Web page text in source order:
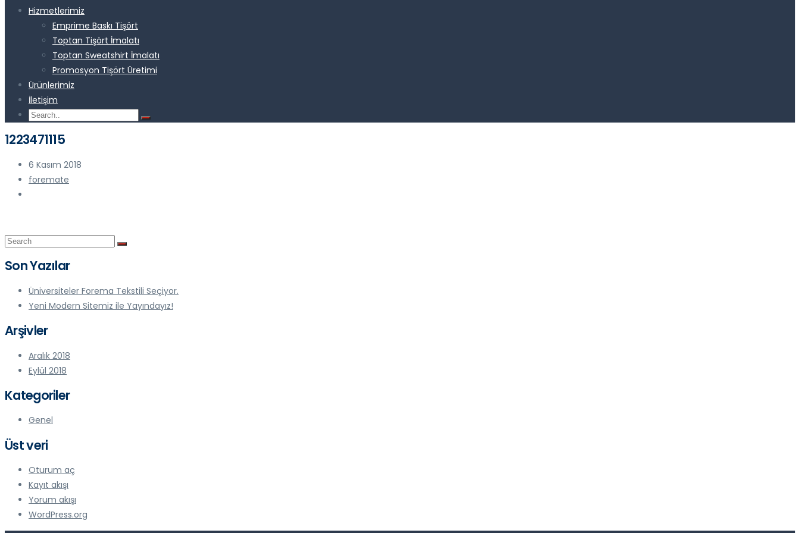
Hizmetlerimiz
Emprime Baskı Tişört
Toptan Tişört İmalatı
Toptan Sweatshirt İmalatı
Promosyon Tişört Üretimi
Ürünlerimiz
İletişim
1223471115
6 Kasım 2018
foremate
Son Yazılar
Üniversiteler Forema Tekstili Seçiyor.
Yeni Modern Sitemiz ile Yayındayız!
Arşivler
Aralık 2018
Eylül 2018
Kategoriler
Genel
Üst veri
Oturum aç
Kayıt akışı
Yorum akışı
WordPress.org